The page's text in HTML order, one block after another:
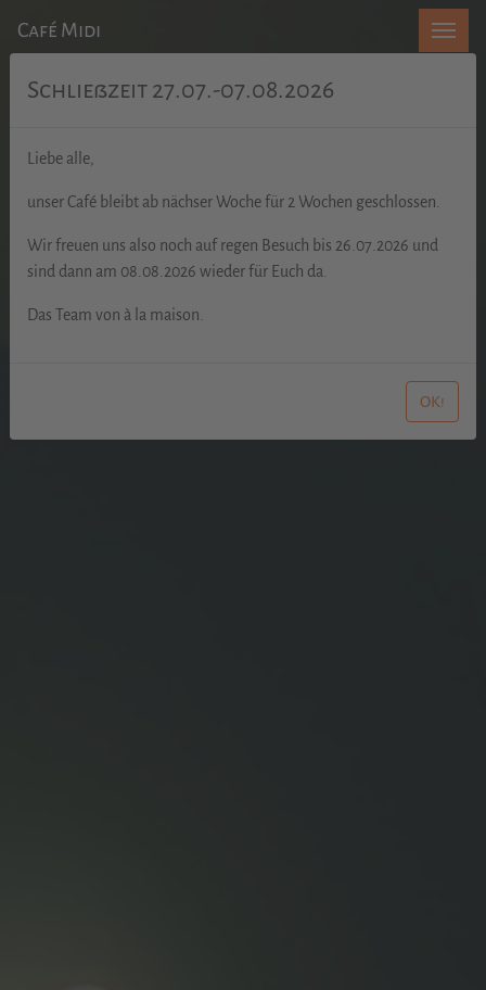
Café Midi
Schließzeit 27.07.-07.08.2026
Liebe alle,
unser Café bleibt ab nächser Woche für 2 Wochen geschlossen.
Wir freuen uns also noch auf regen Besuch bis 26.07.2026 und
sind dann am 08.08.2026 wieder für Euch da.
Das Team von à la maison.
OK!